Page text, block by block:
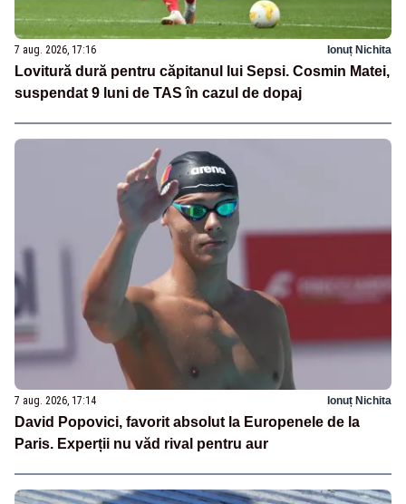
7 aug. 2026, 17:16 Ionuț Nichita
Lovitură dură pentru căpitanul lui Sepsi. Cosmin Matei,
suspendat 9 luni de TAS în cazul de dopaj
7 aug. 2026, 17:14 Ionuț Nichita
David Popovici, favorit absolut la Europenele de la
Paris. Experții nu văd rival pentru aur